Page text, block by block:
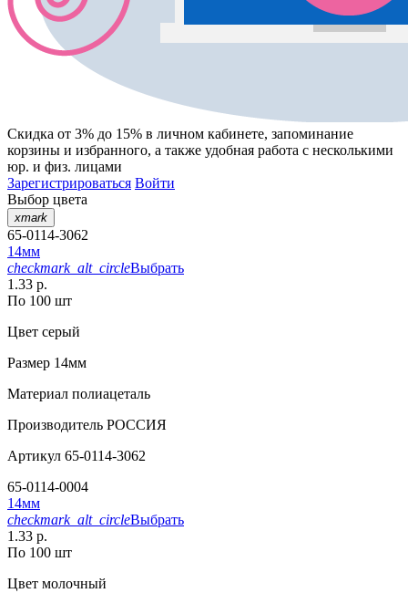
Скидка от 3% до 15% в личном кабинете, запоминание
корзины и избранного, а также удобная работа с несколькими
юр. и физ. лицами
Зарегистрироваться Войти
Выбор цвета
xmark
65-0114-3062
14мм
checkmark_alt_circleВыбрать
1.33 р.
По 100 шт
Цвет серый
Размер 14мм
Материал полиацеталь
Производитель РОССИЯ
Артикул 65-0114-3062
65-0114-0004
14мм
checkmark_alt_circleВыбрать
1.33 р.
По 100 шт
Цвет молочный